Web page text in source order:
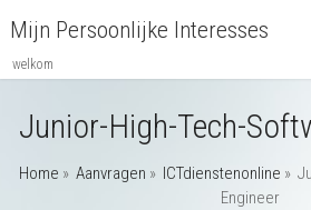
Mijn Persoonlijke Interesses
welkom
Junior-High-Tech-
Home » Aanvragen » ICTdienstenonline »
Engineer